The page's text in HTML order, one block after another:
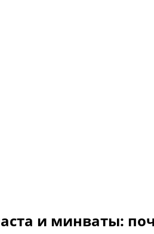
и минваты: